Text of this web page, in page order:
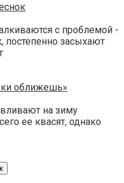
с проблемой -
постепенно засыхают
оближешь»
на зиму
ее квасят, однако